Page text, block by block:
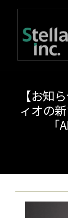
【お知
ィオの